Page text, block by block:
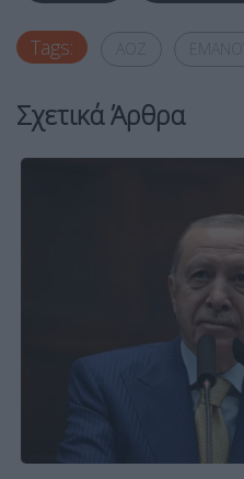
Tags:
Σχετικά Άρθρα